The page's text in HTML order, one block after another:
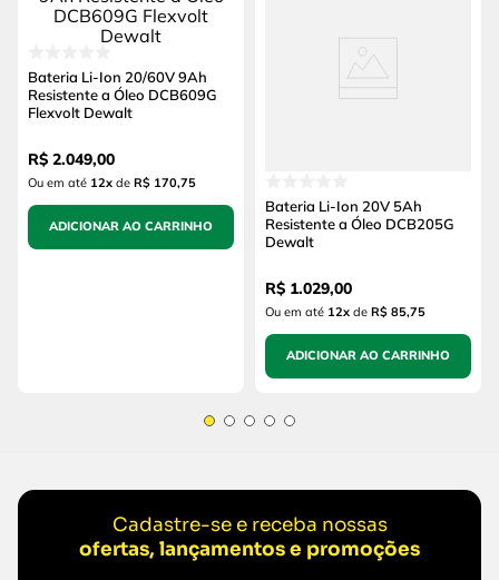
Bateria Li-Ion 20/60V 9Ah
Resistente a Óleo DCB609G
Flexvolt Dewalt
R$ 2.049,00
Ou em até 12x de R$ 170,75
ADICIONAR AO CARRINHO
Bateria Li-Ion 20V 5Ah
Resistente a Óleo DCB205G
Dewalt
R$ 1.029,00
Ou em até 12x de R$ 85,75
ADICIONAR AO CARRINHO
Cadastre-se e receba nossas
ofertas, lançamentos e promoções